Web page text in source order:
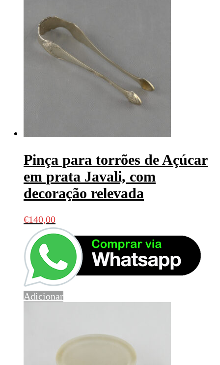
Pinça para torrões de Açúcar
em prata Javali, com
decoração relevada
€140,00
Adicionar